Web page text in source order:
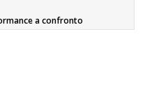
a confronto